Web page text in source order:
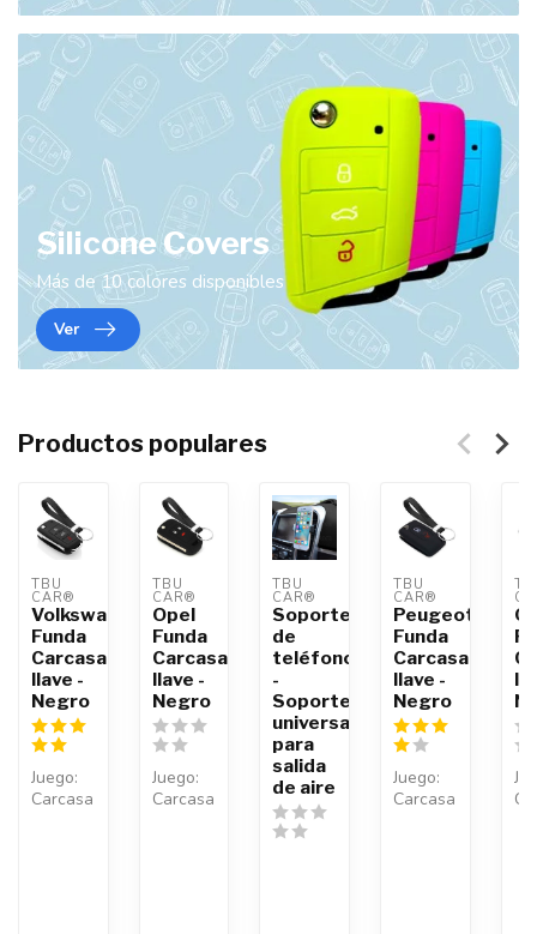
Silicone Covers
Más de 10 colores disponibles
Ver
Productos populares
TBU
CAR®
Volkswagen
Funda
Carcasa
llave -
Negro
Juego:
Carcasa
TBU
CAR®
Opel
Funda
Carcasa
llave -
Negro
Juego:
Carcasa
TBU
CAR®
Soporte
de
teléfono
-
Soporte
universal
para
salida
de aire
TBU
CAR®
Peugeot
Funda
Carcasa
llave -
Negro
Juego:
Carcasa